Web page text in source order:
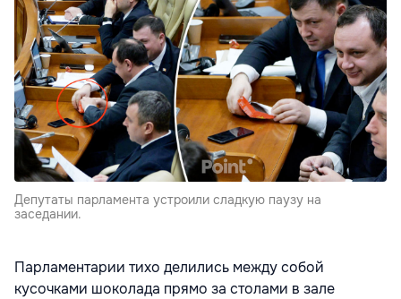
Депутаты парламента устроили сладкую паузу на
заседании.
Парламентарии тихо делились между собой
кусочками шоколада прямо за столами в зале